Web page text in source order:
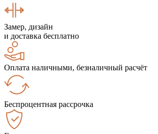
Замер, дизайн
и доставка бесплатно
Оплата наличными, безналичный расчёт
Беспроцентная рассрочка